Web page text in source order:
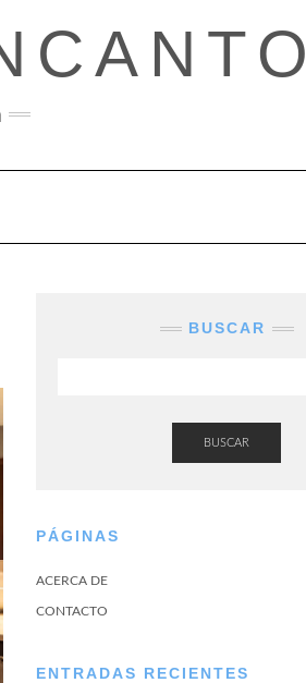
BUSCAR
BUSCAR
PÁGINAS
ACERCA DE
CONTACTO
ENTRADAS RECIENTES